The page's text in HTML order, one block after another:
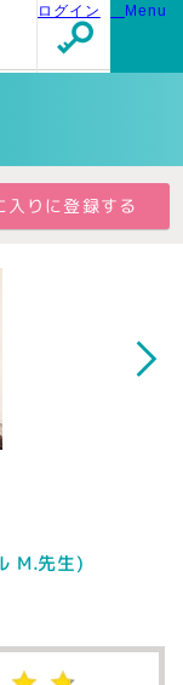
Menu
ログイン
M.先生)